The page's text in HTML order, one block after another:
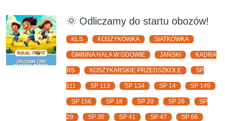
🌞 Odliczamy do startu obozów!
KLS KOSZYKÓWKA SIATKÓWKA
GMINNA HALA W GDOWIE JAŃSKI KADRA
RS KOSZYKARSKIE PRZEDSZKOLE SP
111 SP 113 SP 134 SP 14 SP 149
SP 156 SP 18 SP 20 SP 26 SP
29 SP 30 SP 41 SP 47 SP 66